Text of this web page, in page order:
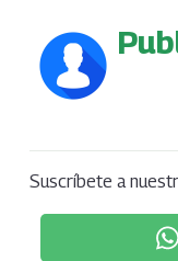
Suscríbete a